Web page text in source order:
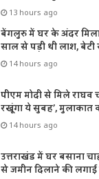
13 hours ago
बेंगलुरु में घर के अंदर
साल से पड़ी थी लाश, बेटी
14 hours ago
पीएम मोदी से मिले राघव
रखूंगा ये सुबह’, मुलाकात
14 hours ago
उत्तराखंड में घर बसाना
से जमीन दिलाने की लगाई